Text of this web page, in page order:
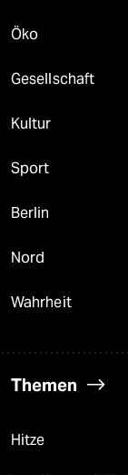
Öko
Gesellschaft
Kultur
Sport
Berlin
Nord
Wahrheit
Themen
Hitze